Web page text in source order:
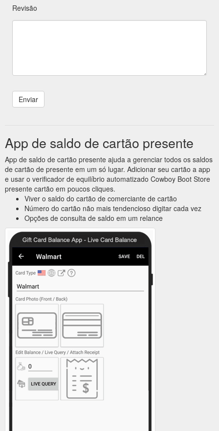
Revisão
App de saldo de cartão presente
App de saldo de cartão presente ajuda a gerenciar todos os saldos
de cartão de presente em um só lugar. Adicionar seu cartão a app
e usar o verificador de equilíbrio automatizado Cowboy Boot Store
presente cartão em poucos cliques.
Viver o saldo do cartão de comerciante de cartão
Número do cartão não mais tendencioso digitar cada vez
Opções de consulta de saldo em um relance